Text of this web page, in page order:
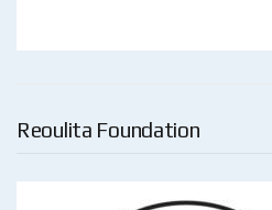
Reoulita Foundation